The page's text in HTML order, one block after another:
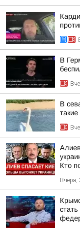
В
В
Кто
Вчера,